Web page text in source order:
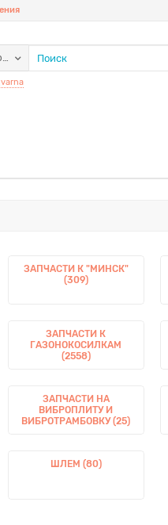
ЗАПЧАСТИ К "МИНСК"
(309)
ЗАПЧАСТИ К
ГАЗОНОКОСИЛКАМ
(2558)
ЗАПЧАСТИ НА
ВИБРОПЛИТУ И
ВИБРОТРАМБОВКУ (25)
ШЛЕМ (80)